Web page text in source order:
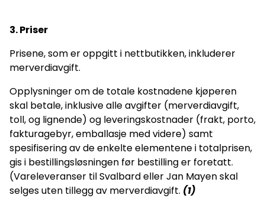
3. Priser
Prisene, som er oppgitt i nettbutikken, inkluderer
merverdiavgift.
Opplysninger om de totale kostnadene kjøperen
skal betale, inklusive alle avgifter (merverdiavgift,
toll, og lignende) og leveringskostnader (frakt, porto,
fakturagebyr, emballasje med videre) samt
spesifisering av de enkelte elementene i totalprisen,
gis i bestillingsløsningen før bestilling er foretatt.
(Vareleveranser til Svalbard eller Jan Mayen skal
selges uten tillegg av merverdiavgift. (1)